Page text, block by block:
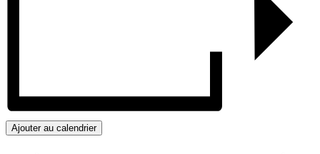
Ajouter au calendrier